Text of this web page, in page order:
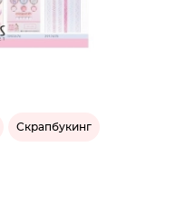
Скрапбукинг